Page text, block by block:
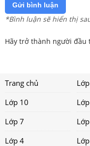
Gửi bình luận
*Bình luận sẽ hiển thị
Hãy trở thành người đầu
Trang chủ
Lớp 10
Lớp 7
Lớp 4